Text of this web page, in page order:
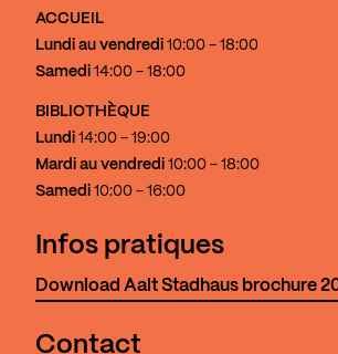
ACCUEIL
Lundi au vendredi 10:00 - 18:00
Samedi 14:00 - 18:00
BIBLIOTHÈQUE
Lundi 14:00 - 19:00
Mardi au vendredi 10:00 - 18:00
Samedi 10:00 - 16:00
Infos pratiques
Download Aalt Stadhaus brochure
Contact